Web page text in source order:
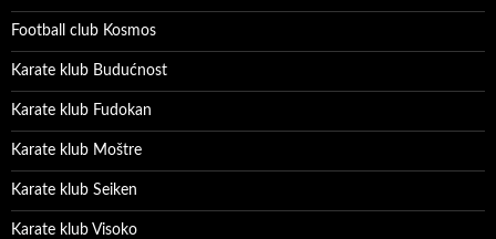
Football club Kosmos
Karate klub Budućnost
Karate klub Fudokan
Karate klub Moštre
Karate klub Seiken
Karate klub Visoko